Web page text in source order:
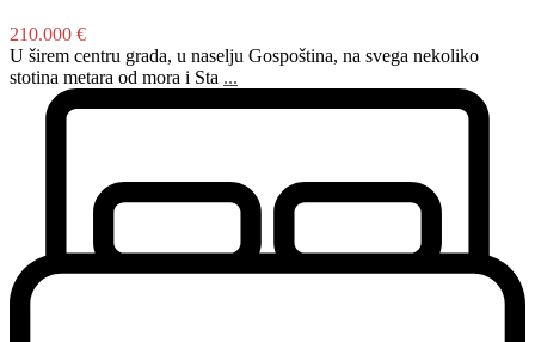
210.000 €
U širem centru grada, u naselju Gospoština, na svega nekoliko
stotina metara od mora i Sta ...